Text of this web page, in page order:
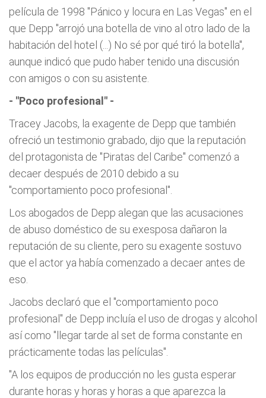
película de 1998 "Pánico y locura en Las Vegas" en el
que Depp "arrojó una botella de vino al otro lado de la
habitación del hotel (...) No sé por qué tiró la botella",
aunque indicó que pudo haber tenido una discusión
con amigos o con su asistente.
- "Poco profesional" -
Tracey Jacobs, la exagente de Depp que también
ofreció un testimonio grabado, dijo que la reputación
del protagonista de "Piratas del Caribe" comenzó a
decaer después de 2010 debido a su
"comportamiento poco profesional".
Los abogados de Depp alegan que las acusaciones
de abuso doméstico de su exesposa dañaron la
reputación de su cliente, pero su exagente sostuvo
que el actor ya había comenzado a decaer antes de
eso.
Jacobs declaró que el "comportamiento poco
profesional" de Depp incluía el uso de drogas y alcohol
así como "llegar tarde al set de forma constante en
prácticamente todas las películas".
"A los equipos de producción no les gusta esperar
durante horas y horas y horas a que aparezca la